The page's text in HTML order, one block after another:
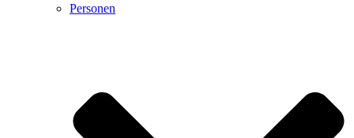
Personen